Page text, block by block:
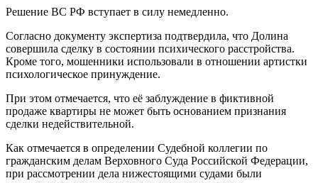
Решение ВС РФ вступает в силу немедленно.
Согласно документу экспертиза подтвердила, что Долина
совершила сделку в состоянии психического расстройства.
Кроме того, мошенники использовали в отношении артистки
психологическое принуждение.
При этом отмечается, что её заблуждение в фиктивной
продаже квартиры не может быть основанием признания
сделки недействительной.
Как отмечается в определении Судебной коллегии по
гражданским делам Верховного Суда Российской Федерации,
при рассмотрении дела нижестоящими судами были